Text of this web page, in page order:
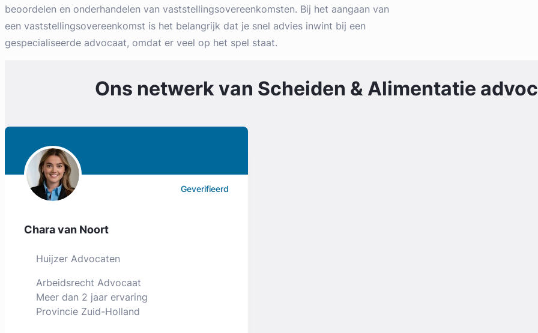
beoordelen en onderhandelen van vaststellingsovereenkomsten. Bij het aangaan van
een vaststellingsovereenkomst is het belangrijk dat je snel advies inwint bij een
gespecialiseerde advocaat, omdat er veel op het spel staat.
Ons netwerk van Scheiden & Alimentatie
Geverifieerd
Chara van Noort
Huijzer Advocaten
Arbeidsrecht Advocaat
Meer dan 2 jaar ervaring
Provincie Zuid-Holland